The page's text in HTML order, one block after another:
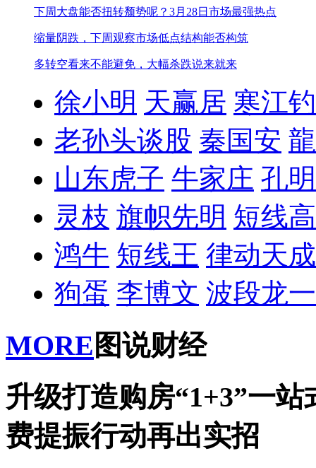
下周大盘能否扭转颓势呢？ 3月28日市场最强热点
缩量阴跌，下周观察市场低点结构能否构筑
多转空看来不能避免，大幅杀跌说来就来
徐小明 天赢居 寒江
老孙头谈股 秦国安
山东虎子 牛家庄 孔
灵枝 旗帜先明 短线
鸿牛 短线王 律动天成
狗蛋 李博文 波段龙一
MORE 图说财经
升级打造购房“1+3”一
费提振行动再出实招